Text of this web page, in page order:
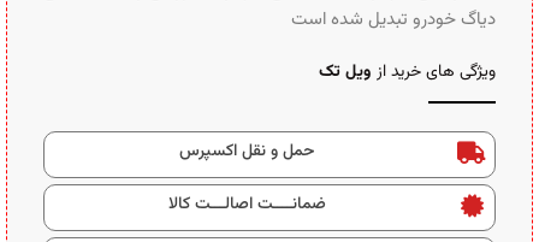
دیاگ خودرو تبدیل شده است
ویژگی های خرید از ویل تک
حمل و نقل اکسپرس
ضمانــــت اصالـــت کالا